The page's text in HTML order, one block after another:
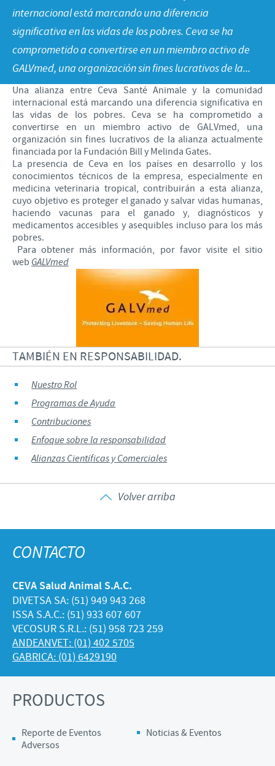
Programas de Ayuda
Contribuciones
Enfoque sobre la responsabilidad
Alianzas Científicas y Comerciales
REPORTE DE EVENTOS ADVERSOS
internacional está marcando una diferencia
significativa en las vidas de los pobres. Ceva se ha
comprometido a convertirse en un miembro activo de
GALVmed, una organización sin fines lucrativos de la...
Una alianza entre Ceva Santé Animale y la comunidad
internacional está marcando una diferencia significativa en
las vidas de los pobres. Ceva se ha comprometido a
convertirse en un miembro activo de GALVmed, una
organización sin fines lucrativos de la alianza actualmente
financiada por la Fundación Bill y Melinda Gates.
La presencia de Ceva en los países en desarrollo y los
conocimientos técnicos de la empresa, especialmente en
medicina veterinaria tropical, contribuirán a esta alianza,
cuyo objetivo es proteger el ganado y salvar vidas humanas,
haciendo vacunas para el ganado y, diagnósticos y
medicamentos accesibles y asequibles incluso para los más
pobres.
Para obtener más información, por favor visite el sitio
web GALVmed
TAMBIÉN EN RESPONSABILIDAD.
Nuestro Rol
Programas de Ayuda
Contribuciones
Enfoque sobre la responsabilidad
Alianzas Científicas y Comerciales
Volver arriba
CONTACTO
CEVA Salud Animal S.A.C.
DIVETSA SA: (51) 949 943 268
ISSA S.A.C.: (51) 933 607 607
VECOSUR S.R.L.: (51) 958 723 259
ANDEANVET: (01) 402 5705
GABRICA: (01) 6429190
PRODUCTOS
Reporte de Eventos
Adversos
Noticias & Eventos